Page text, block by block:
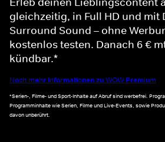
gleichzeitig, in Full HD und mit
Surround Sound – ohne
kostenlos testen. Danach 6 €
kündbar.*
Noch mehr Informationen zu WOW Premium
*Serien-, Filme- und Sport-Inhalte auf Abruf sind werbefrei.
Programminhalte wie Serien, Filme und Live-Events, sowie
davon unberührt.